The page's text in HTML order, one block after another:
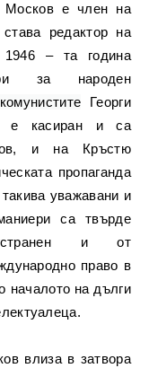
Москов е член на
редактор на
1946 – та година
за народен
Георги
е касиран и са
и на Кръстю
пропаганда
уважавани и
са твърде
и от
право в
началото на дълги
влиза в затвора